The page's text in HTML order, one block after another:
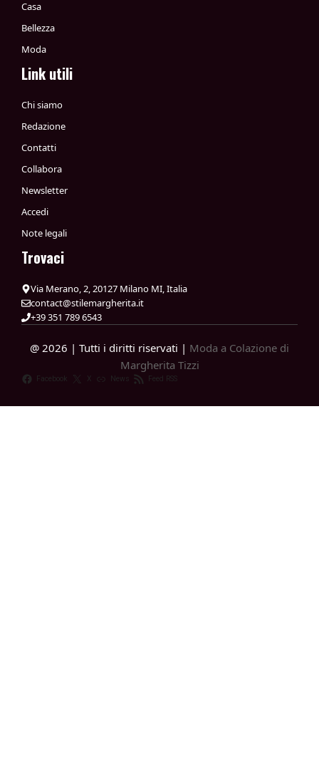
Casa
Bellezza
Moda
Link utili
Chi siamo
Redazione
Contatti
Collabora
Newsletter
Accedi
Note legali
Trovaci
Via Merano, 2, 20127 Milano MI, Italia
contact@stilemargherita.it
+39 351 789 6543
@ 2026 | Tutti i diritti riservati | Moda a Colazione di
Margherita Tizzi
Facebook X News Feed RSS